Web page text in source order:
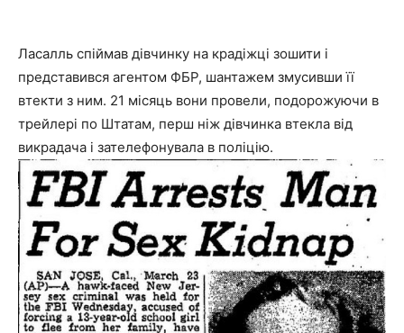
Ласалль спіймав дівчинку на крадіжці зошити і
представився агентом ФБР, шантажем змусивши її
втекти з ним. 21 місяць вони провели, подорожуючи в
трейлері по Штатам, перш ніж дівчинка втекла від
викрадача і зателефонувала в поліцію.